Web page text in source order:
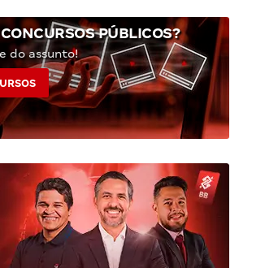
PÚBLICOS?
do assunto!